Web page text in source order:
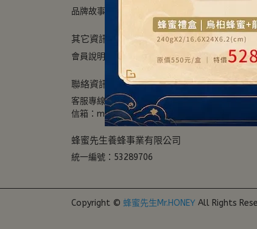
品牌故事 ESG永續經營
其它資訊
會員說明 隱私政策 客服中心
聯絡資訊
客服專線：03-5868530 客服傳真：03-
信箱：mr.honeytw@gmail.com
蜂蜜先生養蜂事業有限公司
統一編號：53289706
Copyright © 蜂蜜先生Mr.HONEY All Rights